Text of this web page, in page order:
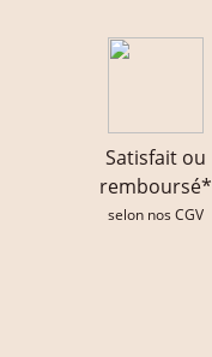
Satisfait ou
remboursé*
selon nos CGV